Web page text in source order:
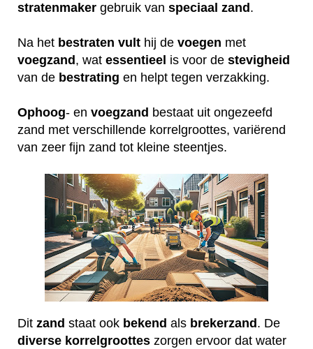
stratenmaker gebruik van speciaal zand .
Na het bestraten vult hij de voegen met
voegzand , wat essentieel is voor de stevigheid
van de bestrating en helpt tegen verzakking.
Ophoog- en voegzand bestaat uit ongezeefd
zand met verschillende korrelgroottes, variërend
van zeer fijn zand tot kleine steentjes.
Dit zand staat ook bekend als brekerzand . De
diverse korrelgroottes zorgen ervoor dat water